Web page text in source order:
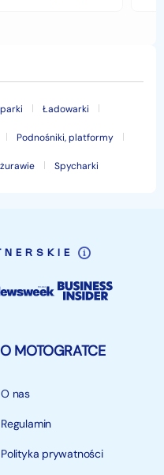
Ładowarki
Podnośniki, platformy
Spycharki
O MOTOGRATCE
O nas
Regulamin
Polityka prywatności